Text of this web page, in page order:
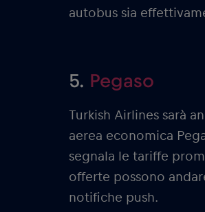
autobus sia
5. Pegaso
Turkish Airlines sarà
aerea economica
segnala le tariffe
offerte possono
notifiche push.